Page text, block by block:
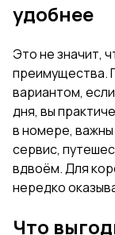
удобнее
Это не значит,
преимущества.
вариантом,
дня, вы
в номере,
сервис,
вдвоём. Для
нередко
Что